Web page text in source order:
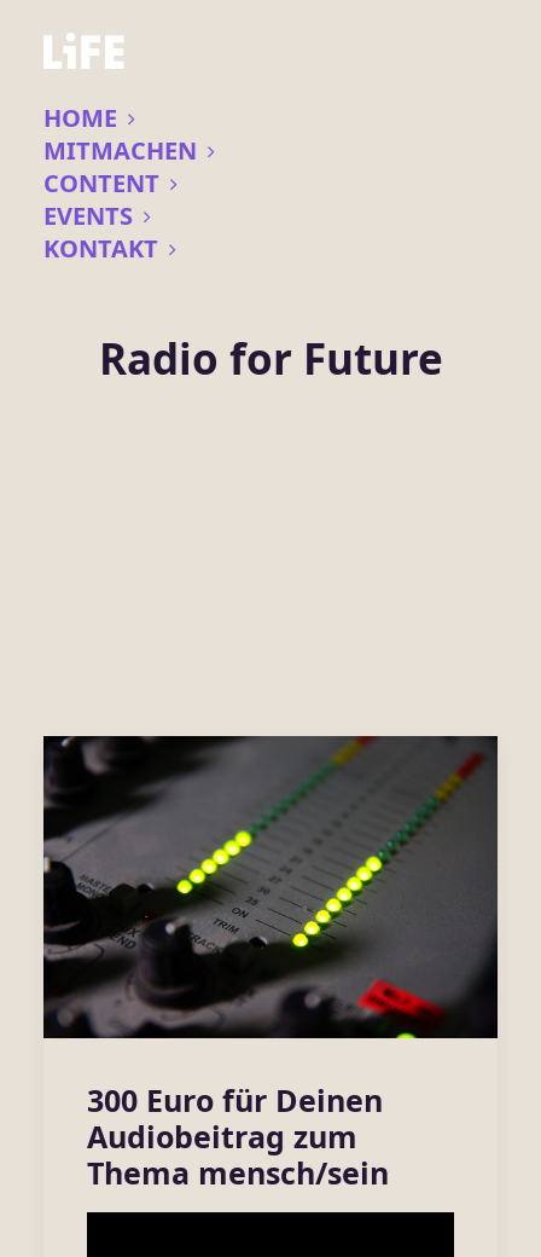
HOME
MITMACHEN
CONTENT
EVENTS
KONTAKT
Radio for Future
300 Euro für Deinen
Audiobeitrag zum
Thema mensch/sein